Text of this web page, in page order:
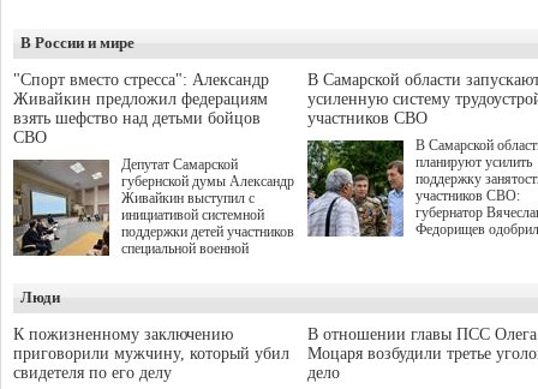
В России и мире
"Спорт вместо стресса": Александр
Живайкин предложил федерациям
взять шефство над детьми бойцов
СВО
Депутат Самарской
губернской думы Александр
Живайкин выступил с
инициативой системной
поддержки детей участников
специальной военной
"Помощь фронту и семьям
участников СВО", которая
прошла в Отрадном 7
августа.
В Самарской области
усиленную систему
участников СВО
В Самарской
планируют усилить
поддержку
участников СВО:
губернатор
Федорищев
на трудоустройство
спокойную
мирной жизни.
Люди
К пожизненному заключению
приговорили мужчину, который убил
свидетеля по его делу
В отношении главы ПСС Олега
Моцаря возбудили третье
дело